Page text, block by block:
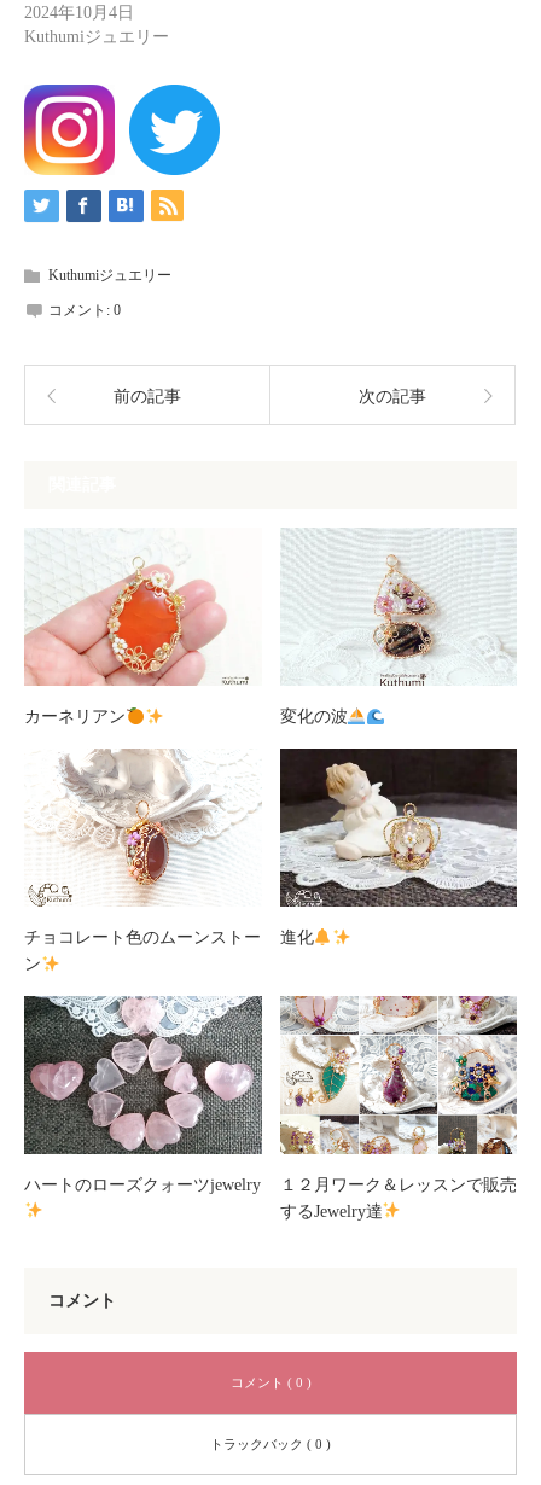
2024年10月4日
Kuthumiジュエリー
Kuthumiジュエリー
コメント: 0
前の記事 次の記事
カーネリアン 変化の波
チョコレート色のムーンストー
ン
進化
ハートのローズクォーツjewelry
１２月ワーク＆レッスンで販売
するJewelry達
コメント
コメント ( 0 )
トラックバック ( 0 )